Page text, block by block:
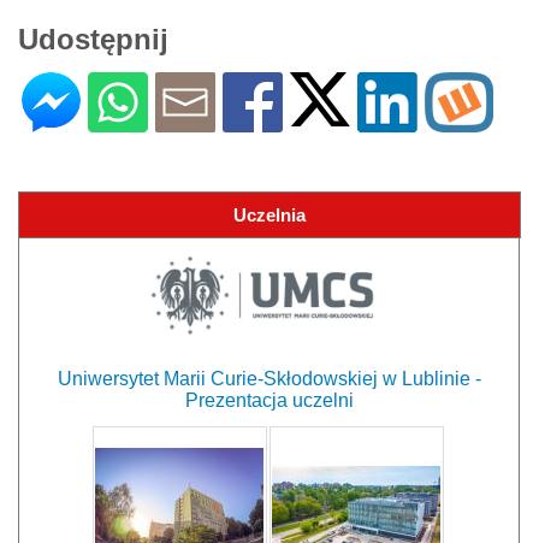
Udostępnij
Uczelnia
Uniwersytet Marii Curie-Skłodowskiej w Lublinie -
Prezentacja uczelni